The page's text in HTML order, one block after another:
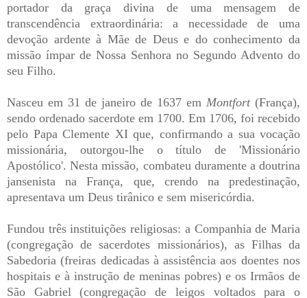
portador da graça divina de uma mensagem de
transcendência extraordinária: a necessidade de uma
devoção ardente à Mãe de Deus e do conhecimento da
missão ímpar de Nossa Senhora no Segundo Advento do
seu Filho.
Nasceu em 31 de janeiro de 1637 em Montfort(França),
sendo ordenado sacerdote em 1700. Em 1706, foi recebido
pelo Papa Clemente XI que, confirmando a sua vocação
missionária, outorgou-lhe o título de 'Missionário
Apostólico'. Nesta missão, combateu duramente a doutrina
jansenista na França, que, crendo na predestinação,
apresentava um Deus tirânico e sem misericórdia.
Fundou três instituições religiosas: a Companhia de Maria
(congregação de sacerdotes missionários), as Filhas da
Sabedoria (freiras dedicadas à assistência aos doentes nos
hospitais e à instrução de meninas pobres) e os Irmãos de
São Gabriel (congregação de leigos voltados para o